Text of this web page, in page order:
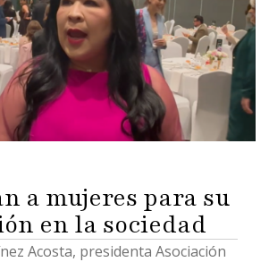
a mujeres para su
en la sociedad
Acosta, presidenta Asociación